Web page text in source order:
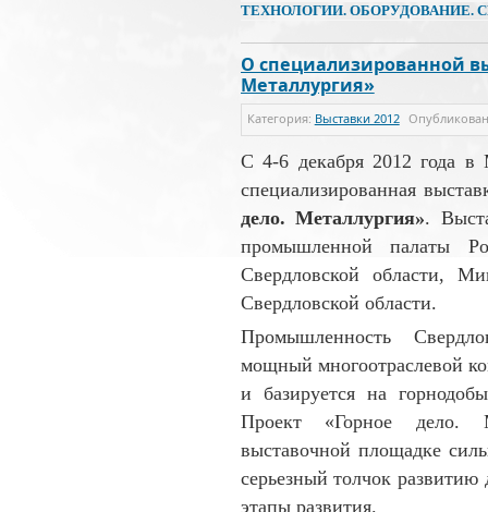
ТЕХНОЛОГИИ. ОБОРУДОВАНИЕ.
О специализированной
Металлургия»
Категория: Выставки 2012
С 4-6 декабря 2012 года
специализированная
дело. Металлургия».
промышленной палаты
Свердловской области,
Свердловской области.
Промышленность
мощный многоотраслевой
и базируется на
Проект «Горное дело.
выставочной площадке
серьезный толчок
этапы развития.